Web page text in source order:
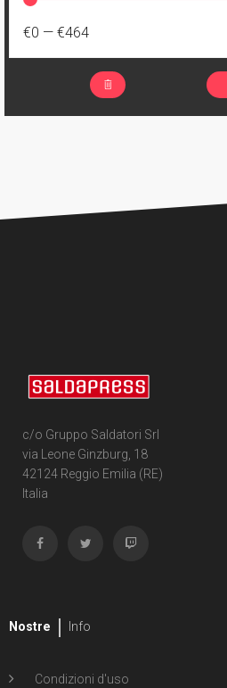
€0 — €464
c/o Gruppo Saldatori Srl
via Leone Ginzburg, 18
42124 Reggio Emilia (RE)
Italia
Nostre Info
Condizioni d'uso